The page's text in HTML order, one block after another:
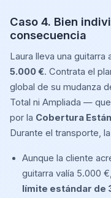
Caso 4. Bien
consecuencia
Laura lleva una guitarra
5.000 €. Contrata el
global de su mudanza
Total ni Ampliada —
por la Cobertura
Durante el transporte,
Aunque la cliente
guitarra valía 5.000
límite estándar de